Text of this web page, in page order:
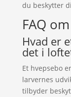
du beskytter
FAQ
Hvad er
det i
Et hvepsebo
larvernes
tilbyder